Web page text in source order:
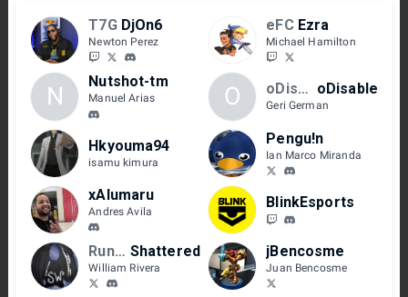
T7G DjOn6
Newton Perez
eFC Ezra
Michael Hamilton
N Nutshot-tm
Manuel Arias O oDisablee oDisable
Geri German
Hkyouma94
isamu kimura
Pengu!n
Ian Marco Miranda
xAlumaru
Andres Avila
BlinkEsports
Runback/FSA Shattered
William Rivera
jBencosme
Juan Bencosme